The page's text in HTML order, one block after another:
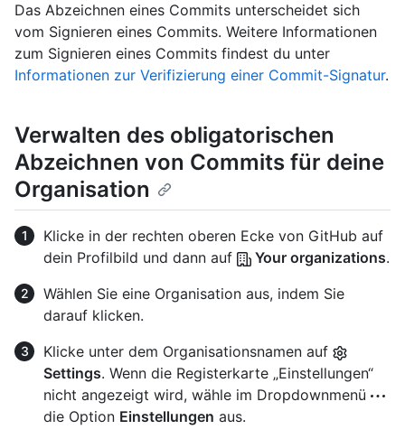
Das Abzeichnen eines Commits unterscheidet sich
vom Signieren eines Commits. Weitere Informationen
zum Signieren eines Commits findest du unter
Informationen zur Verifizierung einer Commit-Signatur.
Verwalten des obligatorischen
Abzeichnen von Commits für deine
Organisation
Klicke in der rechten oberen Ecke von GitHub auf
dein Profilbild und dann auf
Your organizations.
Wählen Sie eine Organisation aus, indem Sie
darauf klicken.
Klicke unter dem Organisationsnamen auf
Settings. Wenn die Registerkarte „Einstellungen“
nicht angezeigt wird, wähle im Dropdownmenü
die Option Einstellungen aus.